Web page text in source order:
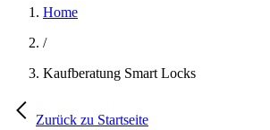
Home
/
Kaufberatung Smart Locks
Zurück zu Startseite